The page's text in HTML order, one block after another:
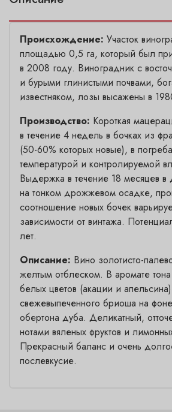
Происхождение: Участок
площадью 0,5 га, который был
в 2008 году. Виноградник с
и бурыми глинистыми почвами,
известняком, лозы высажены в
Производство: Короткая
в течение 4 недель в бочках из
(50-60% которых новые), в
температурой и контролируемой
Выдержка в течение 18 месяцев в
на тонком дрожжевом осадке,
соотношение новых бочек
зависимости от винтажа.
лет.
Описание: Вино золотисто-
желтым отблеском. В аромате
белых цветов (акации и
свежевыпеченного бриоша на
обертона дуба. Деликатный,
нотами вяленых фруктов и
Прекрасный баланс и очень
послевкусие.